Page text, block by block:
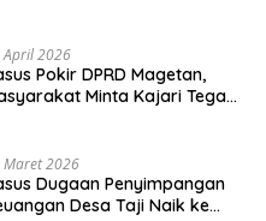
April 2026
Pokir DPRD Magetan,
Minta Kajari Tegak
Maret 2026
Dugaan Penyimpangan
Desa Taji Naik ke